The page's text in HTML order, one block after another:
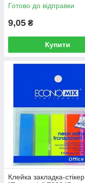
Готово до відправки
9,05 ₴
Купити
Клейка закладка-стікер